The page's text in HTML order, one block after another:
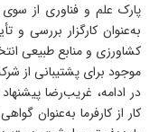
پارک علم و فناوری از
به‌عنوان کارگزار بررسی
کشاورزی و منابع طبیعی
موجود برای پشتیبانی از
در ادامه، غریب‌رضا
کار از کارفرما به‌عنوان